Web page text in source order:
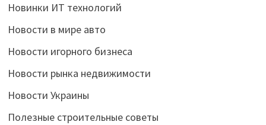
Новинки ИТ технологий
Новости в мире авто
Новости игорного бизнеса
Новости рынка недвижимости
Новости Украины
Полезные строительные советы